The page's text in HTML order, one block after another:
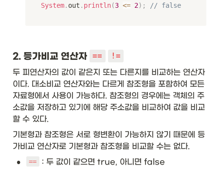
System. out . println(3 <= 2) ; // false
2. 등가비교 연산자 ==
!=
두 피연산자의 값이 같은지 또는 다른지를 비교하는 연산자
이다. 대소비교 연산자와는 다르게 참조형을 포함하여 모든
자료형에서 사용이 가능하다. 참조형의 경우에는 객체의 주
소값을 저장하고 있기에 해당 주소값을 비교하여 값을 비교
할 수 있다.
기본형과 참조형은 서로 형변환이 가능하지 않기 때문에 등
가비교 연산자로 기본형과 참조형을 비교할 수는 없다.
• == : 두 값이 같으면 true, 아니면 false